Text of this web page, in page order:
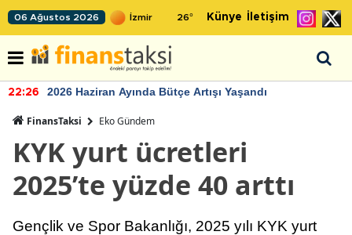
06 Ağustos 2026 26° Künye İletişim
22:26 2026 Haziran Ayında Bütçe Artışı Yaşandı
FinansTaksi Eko Gündem
KYK yurt ücretleri
2025’te yüzde 40 arttı
Gençlik ve Spor Bakanlığı, 2025 yılı KYK yurt